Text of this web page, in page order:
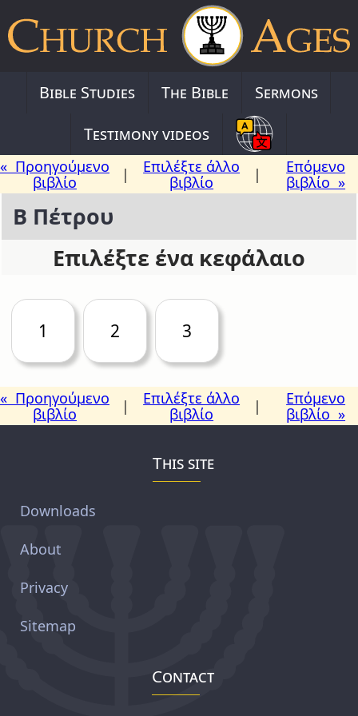
Bible Studies The Bible
Sermons
Testimony videos
« Προηγούμενο
βιβλίο
|
Επιλέξτε άλλο
βιβλίο
|
Επόμενο
βιβλίο »
Β Πέτρου
Επιλέξτε ένα κεφάλαιο
1 2 3
« Προηγούμενο
βιβλίο
|
Επιλέξτε άλλο
βιβλίο
|
Επόμενο
βιβλίο »
This site
Downloads
About
Privacy
Sitemap
Contact